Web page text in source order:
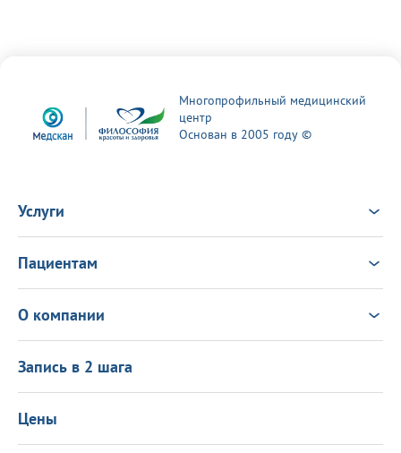
Многопрофильный медицинский
центр
Основан в 2005 году ©
Услуги
Врачи
Консультация Онлайн
Выезд врача на дом
Пациентам
Новости
Политика в области качества
Подарочные сертификаты
Программа лояльности
О компании
Информация для пациентов
Лицензиии
Вакансии
Политика конфиденциальности
Запись в 2 шага
Цены